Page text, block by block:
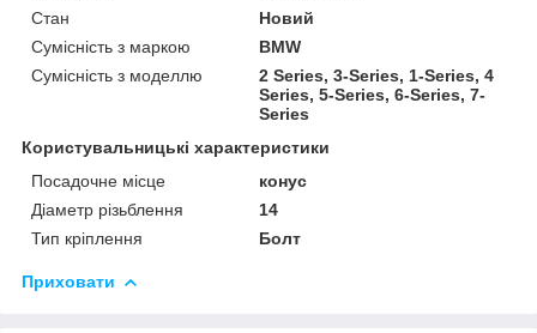
Стан
Новий
Сумісність з маркою
BMW
Сумісність з моделлю
2 Series, 3-Series, 1-Series, 4
Series, 5-Series, 6-Series, 7-
Series
Користувальницькі характеристики
Посадочне місце
конус
Діаметр різьблення
14
Тип кріплення
Болт
Приховати